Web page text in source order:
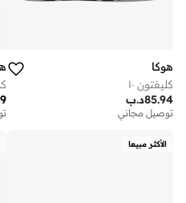
هوكا
كليفتون ١٠
د.ب85.94
توصيل مجاني
الأكثر مبيعا